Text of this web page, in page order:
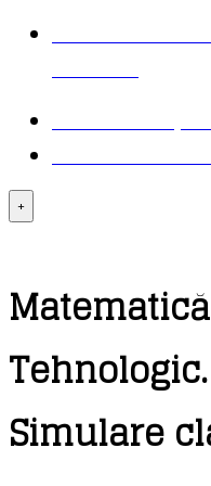
COMANDĂ
411 31 37
TRANSPORT ȘI
LOGIN –
+
Simulare